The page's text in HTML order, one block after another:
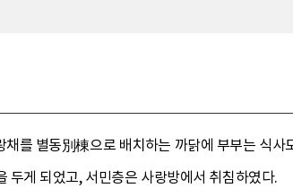
채를 별동別棟으로 배치하는 까닭에 부부는 식
두게 되었고, 서민층은 사랑방에서 취침하였다.